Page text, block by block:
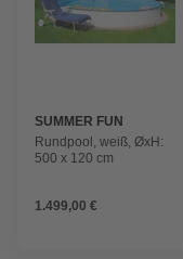
SUMMER FUN
Rundpool, weiß, ØxH:
500 x 120 cm
1.499,00 €